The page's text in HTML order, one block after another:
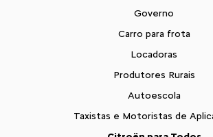
Governo
Carro para frota
Locadoras
Produtores Rurais
Autoescola
Taxistas e Motoristas de